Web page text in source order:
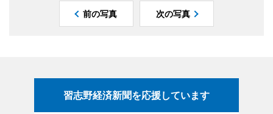
前の写真 次の写真
習志野経済新聞を応援しています